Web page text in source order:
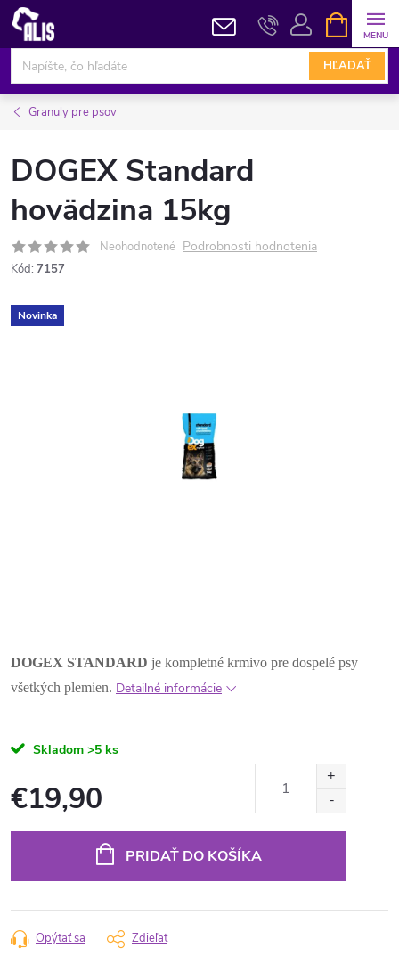
Prejsť
obsah
HĽADAŤ
KOŠÍK
Granuly pre psov
DOGEX Standard
hovädzina 15kg
Neohodnotené Podrobnosti hodnotenia
Kód: 7157
Novinka
DOGEX STANDARD je kompletné krmivo pre dospelé psy
všetkých plemien. Detailné informácie
Skladom >5 ks
€19,90
PRIDAŤ DO KOŠÍKA
Opýtať sa Zdieľať